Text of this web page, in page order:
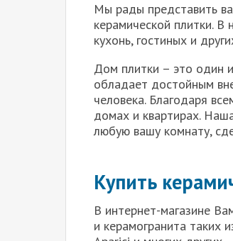
Мы рады представить
керамической плитки. В
кухонь, гостиных и
Дом плитки – это один
обладает достойным
человека. Благодаря
домах и квартирах.
любую вашу комнату,
Купить
В интернет-магазине
и керамогранита таких